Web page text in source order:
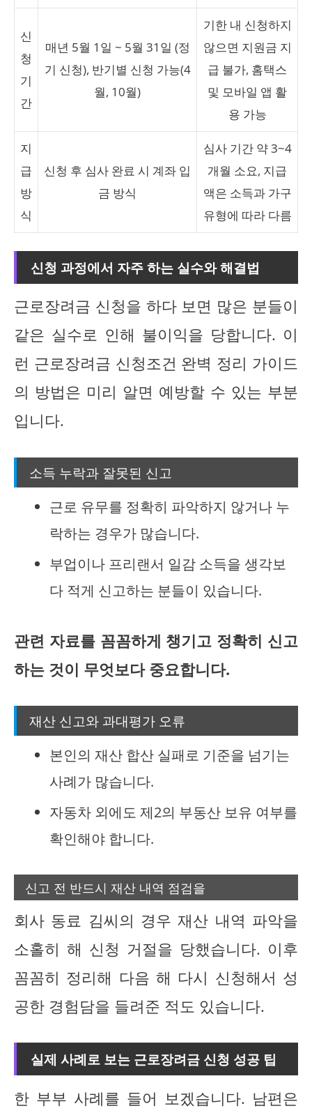
신
청
기
간
매년 5월 1일 ~ 5월 31일 (정
기 신청), 반기별 신청 가능(4
월, 10월)
기한 내 신청하지
않으면 지원금 지
급 불가, 홈택스
및 모바일 앱 활
용 가능
지
급
방
식
신청 후 심사 완료 시 계좌 입
금 방식
심사 기간 약 3~4
개월 소요, 지급
액은 소득과 가구
유형에 따라 다름
신청 과정에서 자주 하는 실수와 해결법
근로장려금 신청을 하다 보면 많은 분들이
같은 실수로 인해 불이익을 당합니다. 이
런 근로장려금 신청조건 완벽 정리 가이드
의 방법은 미리 알면 예방할 수 있는 부분
입니다.
소득 누락과 잘못된 신고
근로 유무를 정확히 파악하지 않거나 누
락하는 경우가 많습니다.
부업이나 프리랜서 일감 소득을 생각보
다 적게 신고하는 분들이 있습니다.
관련 자료를 꼼꼼하게 챙기고 정확히 신고
하는 것이 무엇보다 중요합니다.
재산 신고와 과대평가 오류
본인의 재산 합산 실패로 기준을 넘기는
사례가 많습니다.
자동차 외에도 제2의 부동산 보유 여부를
확인해야 합니다.
신고 전 반드시 재산 내역 점검을
회사 동료 김씨의 경우 재산 내역 파악을
소홀히 해 신청 거절을 당했습니다. 이후
꼼꼼히 정리해 다음 해 다시 신청해서 성
공한 경험담을 들려준 적도 있습니다.
실제 사례로 보는 근로장려금 신청 성공 팁
한 부부 사례를 들어 보겠습니다. 남편은